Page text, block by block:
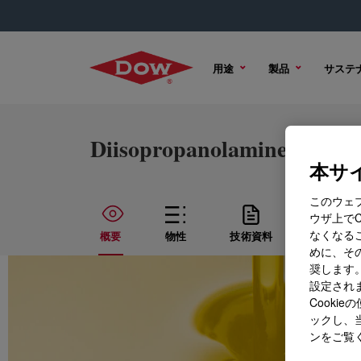
用途 製品 サステ
Diisopropanolamine
概要 物性 技術資料 サンプ
本サ
このウェ
ウザ上で
なくなる
めに、そ
奨します
設定され
Cookieの
ックし、
ンをご覧